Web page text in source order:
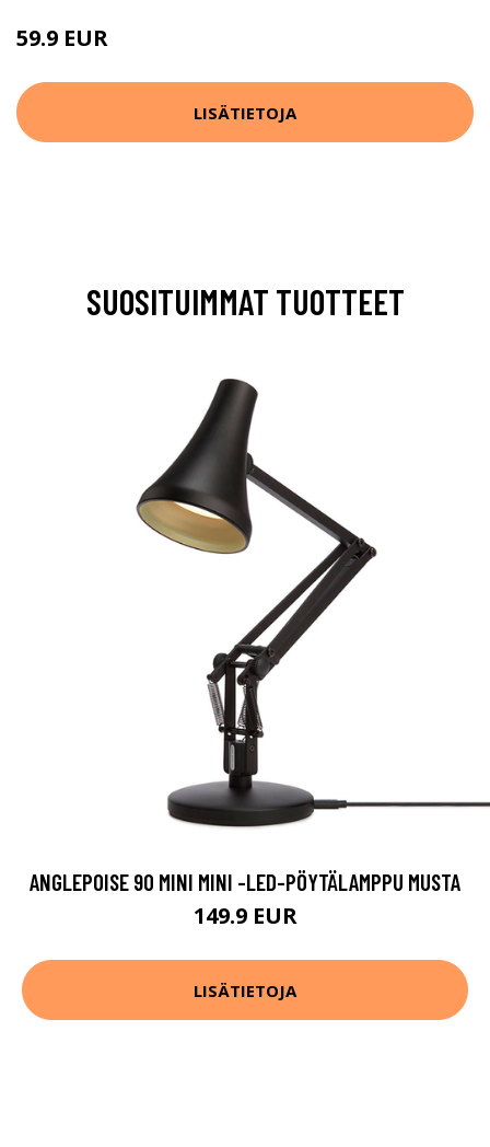
59.9 EUR
LISÄTIETOJA
SUOSITUIMMAT TUOTTEET
ANGLEPOISE 90 MINI MINI -LED-PÖYTÄLAMPPU MUSTA
149.9 EUR
LISÄTIETOJA